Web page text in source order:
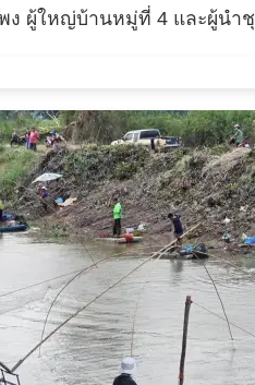
ง ผู้ใหญ่บ้านหมู่ที่ 4 และผู้นำ